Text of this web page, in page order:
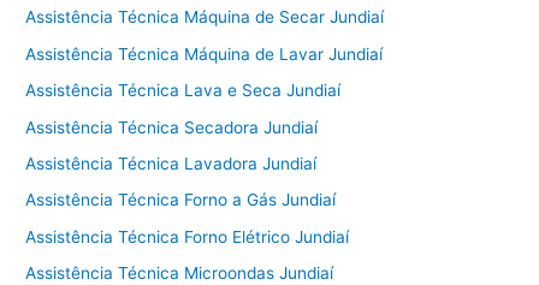
Assistência Técnica Máquina de Secar Jundiaí
Assistência Técnica Máquina de Lavar Jundiaí
Assistência Técnica Lava e Seca Jundiaí
Assistência Técnica Secadora Jundiaí
Assistência Técnica Lavadora Jundiaí
Assistência Técnica Forno a Gás Jundiaí
Assistência Técnica Forno Elétrico Jundiaí
Assistência Técnica Microondas Jundiaí